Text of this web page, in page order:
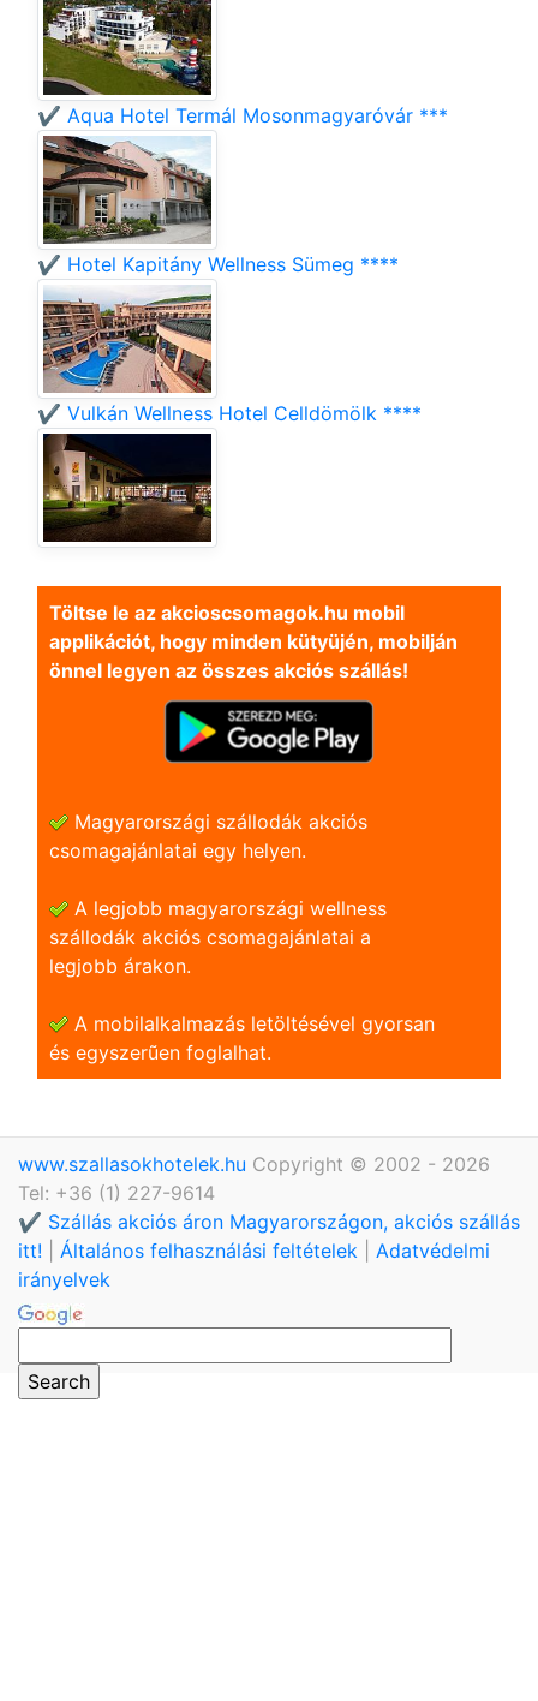
✔️ Aqua Hotel Termál Mosonmagyaróvár ***
✔️ Hotel Kapitány Wellness Sümeg ****
✔️ Vulkán Wellness Hotel Celldömölk ****
Töltse le az akcioscsomagok.hu mobil
applikációt, hogy minden kütyüjén, mobilján
önnel legyen az összes akciós szállás!
Magyarországi szállodák akciós
csomagajánlatai egy helyen.
A legjobb magyarországi wellness
szállodák akciós csomagajánlatai a
legjobb árakon.
A mobilalkalmazás letöltésével gyorsan
és egyszerũen foglalhat.
www.szallasokhotelek.hu Copyright © 2002 - 2026
Tel: +36 (1) 227-9614
✔️ Szállás akciós áron Magyarországon, akciós szállás
itt!
Általános felhasználási feltételek
Adatvédelmi
irányelvek